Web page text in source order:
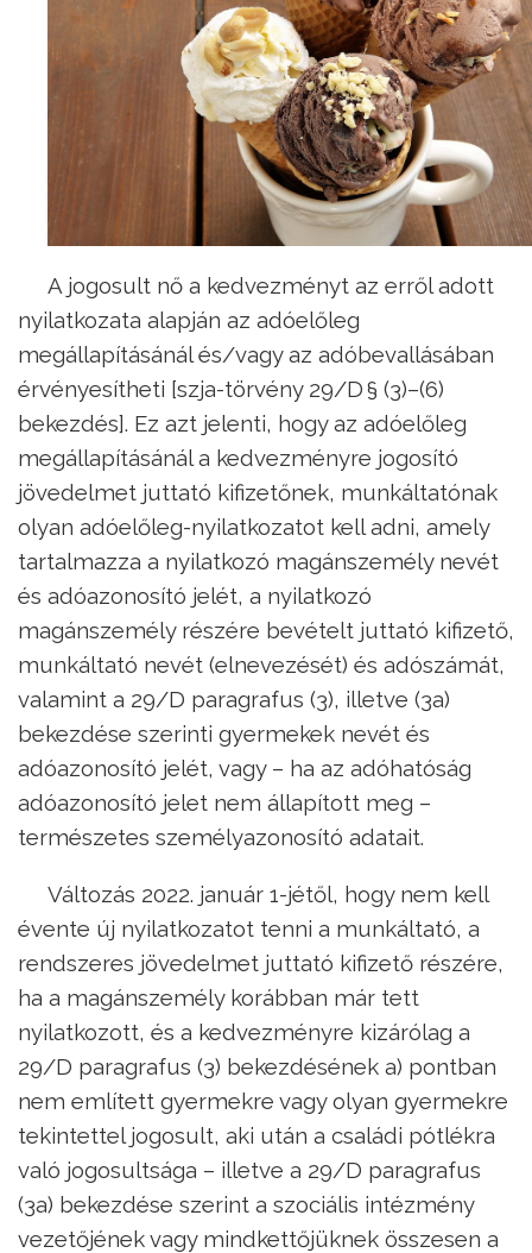
A jogosult nő a kedvezményt az erről adott
nyilatkozata alapján az adóelőleg
megállapításánál és/vagy az adóbevallásában
érvényesítheti [szja-törvény 29/D § (3)–(6)
bekezdés]. Ez azt jelenti, hogy az adóelőleg
megállapításánál a kedvezményre jogosító
jövedelmet juttató kifizetőnek, munkáltatónak
olyan adóelőleg-nyilatkozatot kell adni, amely
tartalmazza a nyilatkozó magánszemély nevét
és adóazonosító jelét, a nyilatkozó
magánszemély részére bevételt juttató kifizető,
munkáltató nevét (elnevezését) és adószámát,
valamint a 29/D paragrafus (3), illetve (3a)
bekezdése szerinti gyermekek nevét és
adóazonosító jelét, vagy – ha az adóhatóság
adóazonosító jelet nem állapított meg –
természetes személyazonosító adatait.
Változás 2022. január 1-jétől, hogy nem kell
évente új nyilatkozatot tenni a munkáltató, a
rendszeres jövedelmet juttató kifizető részére,
ha a magánszemély korábban már tett
nyilatkozott, és a kedvezményre kizárólag a
29/D paragrafus (3) bekezdésének a) pontban
nem említett gyermekre vagy olyan gyermekre
tekintettel jogosult, aki után a családi pótlékra
való jogosultsága – illetve a 29/D paragrafus
(3a) bekezdése szerint a szociális intézmény
vezetőjének vagy mindkettőjüknek összesen a